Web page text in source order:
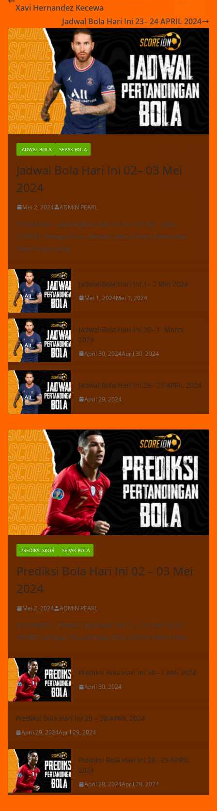
Xavi Hernandez Kecewa
Jadwal Bola Hari Ini 23– 24 APRIL 2024
JADWAL BOLA SEPAK BOLA
Jadwal Bola Hari Ini 02– 03 Mei
2024
Mei 2, 2024 ADMIN PEARL
SCOREIDN – Jadwal Bola Hari Ini 02– 03 Mei 2024
:IOSBET sebagai Situs Bandar Bola Online Resmi dan
Terpercaya yang
Jadwal Bola Hari Ini 1– 2 Mei 2024
Mei 1, 2024Mei 1, 2024
Jadwal Bola Hari Ini 30– 1 Maret
2024
April 30, 2024April 30, 2024
Jadwal Bola Hari Ini 28– 29 APRIL 2024
April 29, 2024
PREDIKSI SKOR SEPAK BOLA
Prediksi Bola Hari Ini 02 – 03 Mei
2024
Mei 2, 2024 ADMIN PEARL
SCOREIDN – Prediksi Bola Hari Ini 02 – 03 Mei 2024 :
IOSBET sebagai Situs Bandar Bola Online Resmi dan
Prediksi Bola Hari Ini 30– 1 Mei 2024
April 30, 2024
Prediksi Bola Hari Ini 29 – 30 APRIL 2024
April 29, 2024April 29, 2024
Prediksi Bola Hari Ini 28– 29 APRIL
2024
April 28, 2024April 28, 2024